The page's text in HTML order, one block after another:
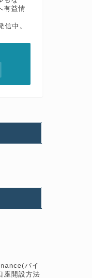
有益情
中。
バイ
座開設方法